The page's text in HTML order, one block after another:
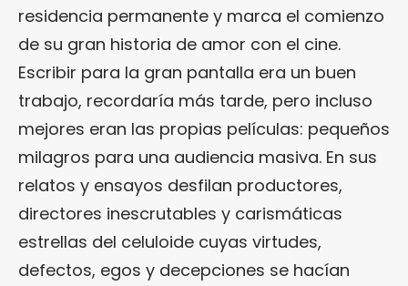
residencia permanente y marca el comienzo
de su gran historia de amor con el cine.
Escribir para la gran pantalla era un buen
trabajo, recordaría más tarde, pero incluso
mejores eran las propias películas: pequeños
milagros para una audiencia masiva. En sus
relatos y ensayos desfilan productores,
directores inescrutables y carismáticas
estrellas del celuloide cuyas virtudes,
defectos, egos y decepciones se hacían